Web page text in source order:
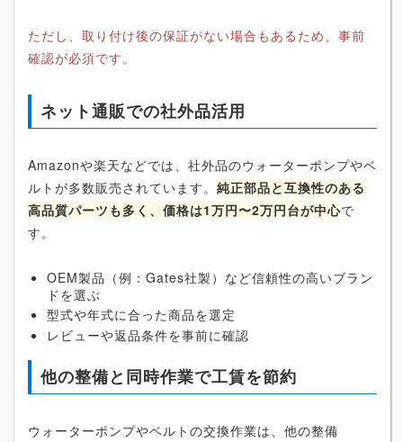
ただし、取り付け後の保証がない場合もあるため、事前
確認が必須です。
ネット通販での社外品活用
Amazonや楽天などでは、社外品のウォーターポンプやベ
ルトが多数販売されています。 純正部品と互換性のある
高品質パーツも多く、価格は1万円〜2万円台が中心で
す。
OEM製品（例：Gates社製）など信頼性の高いブラン
ドを選ぶ
型式や年式に合った商品を選定
レビューや返品条件を事前に確認
他の整備と同時作業で工賃を節約
ウォーターポンプやベルトの交換作業は、他の整備